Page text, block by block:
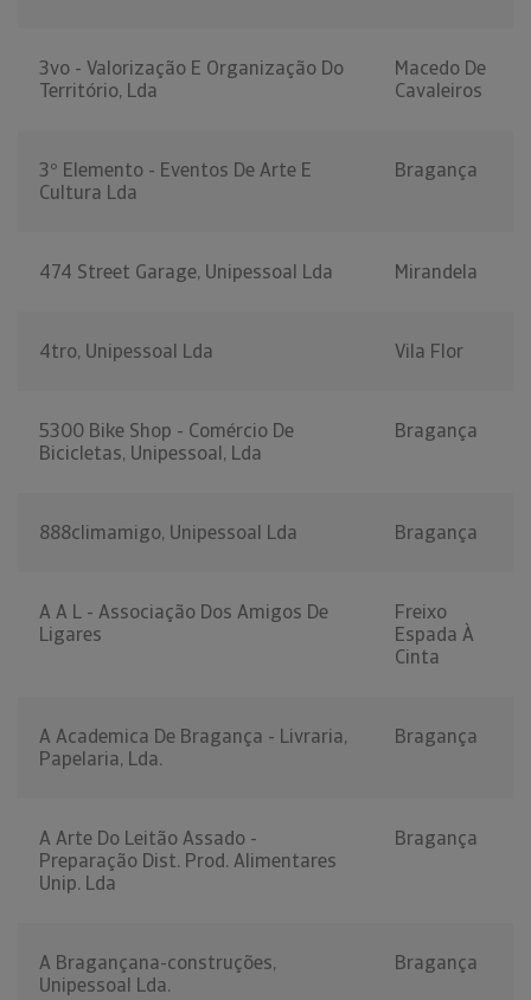
3vo - Valorização E Organização Do
Território, Lda
Macedo De
Cavaleiros
3º Elemento - Eventos De Arte E
Cultura Lda
Bragança
474 Street Garage, Unipessoal Lda Mirandela
4tro, Unipessoal Lda Vila Flor
5300 Bike Shop - Comércio De
Bicicletas, Unipessoal, Lda
Bragança
888climamigo, Unipessoal Lda Bragança
A A L - Associação Dos Amigos De
Ligares
Freixo
Espada À
Cinta
A Academica De Bragança - Livraria,
Papelaria, Lda.
Bragança
A Arte Do Leitão Assado -
Preparação Dist. Prod. Alimentares
Unip. Lda
Bragança
A Bragançana-construções,
Unipessoal Lda.
Bragança